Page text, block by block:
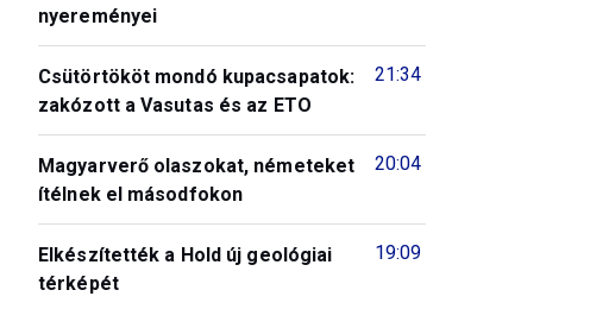
nyereményei
21:34
Csütörtököt mondó kupacsapatok:
zakózott a Vasutas és az ETO
20:04
Magyarverő olaszokat, németeket
ítélnek el másodfokon
19:09
Elkészítették a Hold új geológiai
térképét